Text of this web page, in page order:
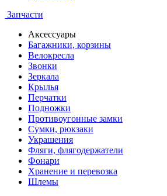
Запчасти
Аксессуары
Багажники, корзины
Велокресла
Звонки
Зеркала
Крылья
Перчатки
Подножки
Противоугонные замки
Сумки, рюкзаки
Украшения
Фляги, флягодержатели
Фонари
Хранение и перевозка
Шлемы